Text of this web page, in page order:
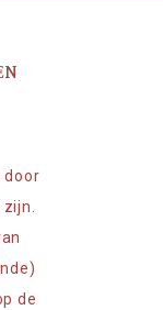
door
de